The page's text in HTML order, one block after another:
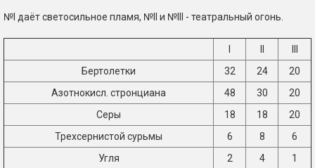
№I даёт светосильное пламя, №II и №III - театральный огонь.
Бертолетки
32 24
20
Азотнокисл. стронциана
48 30
20
Серы
18 18
20
Трехсернистой сурьмы
6 8
6
Угля
2 4
1